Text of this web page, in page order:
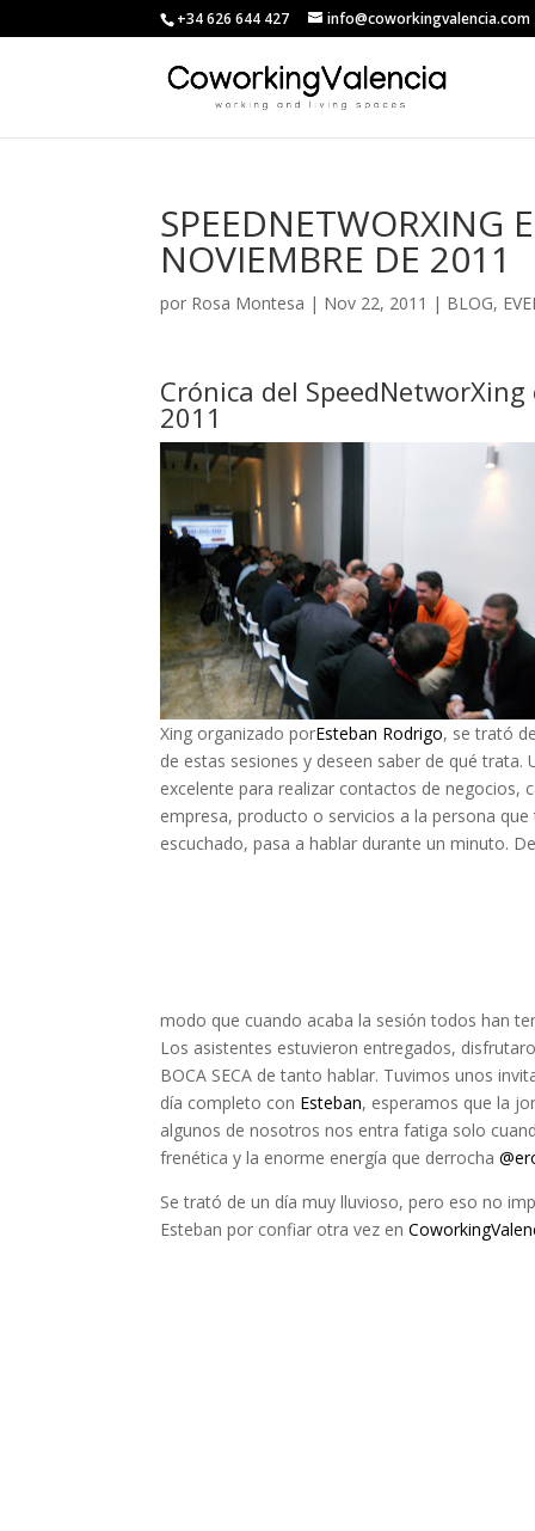
+34 626 644 427 info@coworkingvalencia.com
SPEEDNETWORXING
NOVIEMBRE DE 2011
por Rosa Montesa | Nov 22, 2011 | BLOG,
Crónica del
2011
Xing organizado porEsteban Rodrigo, se trató
de estas sesiones y deseen saber de qué trata.
excelente para realizar contactos de
empresa, producto o servicios a la persona
escuchado, pasa a hablar durante un minuto.
modo que cuando acaba la sesión todos han
Los asistentes estuvieron entregados,
BOCA SECA de tanto hablar. Tuvimos unos
día completo con Esteban, esperamos que la
algunos de nosotros nos entra fatiga solo
frenética y la enorme energía que derrocha
Se trató de un día muy lluvioso, pero eso no
Esteban por confiar otra vez en